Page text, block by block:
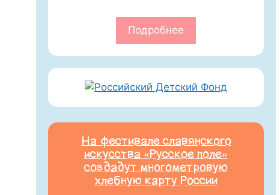
Подробнее
На фестивале славянского
искусства «Русское поле»
создадут многометровую
хлебную карту России